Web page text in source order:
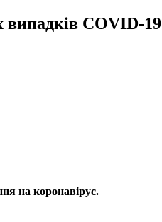
COVID-19
на коронавірус.